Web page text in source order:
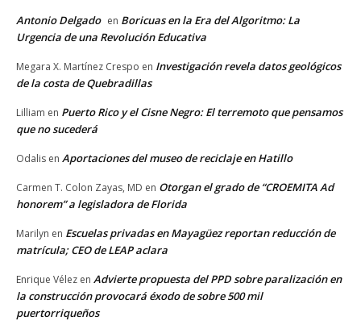
Antonio Delgado en Boricuas en la Era del Algoritmo: La
Urgencia de una Revolución Educativa
Megara X. Martínez Crespo en Investigación revela datos geológicos
de la costa de Quebradillas
Lilliam en Puerto Rico y el Cisne Negro: El terremoto que pensamos
que no sucederá
Odalis en Aportaciones del museo de reciclaje en Hatillo
Carmen T. Colon Zayas, MD en Otorgan el grado de “CROEMITA Ad
honorem” a legisladora de Florida
Marilyn en Escuelas privadas en Mayagüez reportan reducción de
matrícula; CEO de LEAP aclara
Enrique Vélez en Advierte propuesta del PPD sobre paralización en
la construcción provocará éxodo de sobre 500 mil
puertorriqueños